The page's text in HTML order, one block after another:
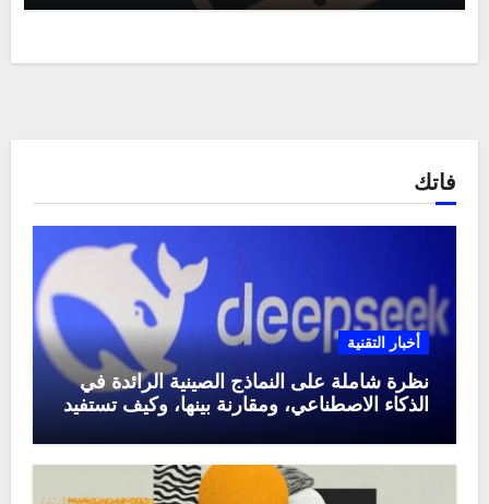
فاتك
أخبار التقنية
نظرة شاملة على النماذج الصينية الرائدة في
الذكاء الاصطناعي، ومقارنة بينها، وكيف تستفيد